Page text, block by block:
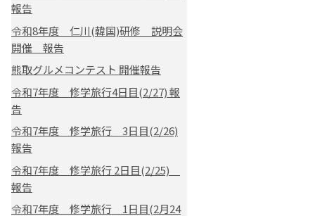
報告
令和8年度 仁川(韓国)研修 説明会
開催 報告
熊取グルメコンテスト 開催報告
令和7年度 修学旅行4日目(2/27) 報
告
令和7年度 修学旅行 3日目(2/26)
報告
令和7年度 修学旅行 2日目(2/25)
報告
令和7年度 修学旅行 1日目(2月24